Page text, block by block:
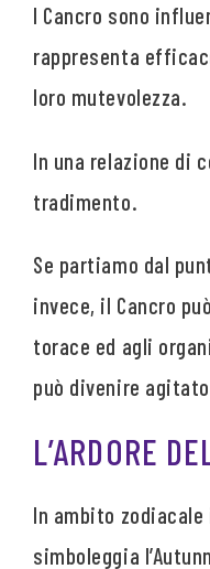
I Cancro sono
rappresenta
loro mutevolezza.
In una relazione di
tradimento.
Se partiamo dal
invece, il Cancro
torace ed agli
può divenire
L’ARDORE
In ambito
simboleggia